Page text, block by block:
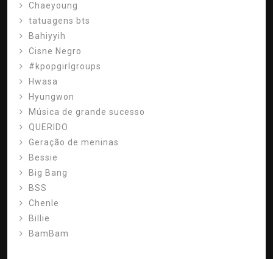
Chaeyoung
tatuagens bts
Bahiyyih
Cisne Negro
#kpopgirlgroups
Hwasa
Hyungwon
Música de grande sucesso
QUERIDO
Geração de meninas
Bessie
Big Bang
BSS
Chenle
Billie
BamBam